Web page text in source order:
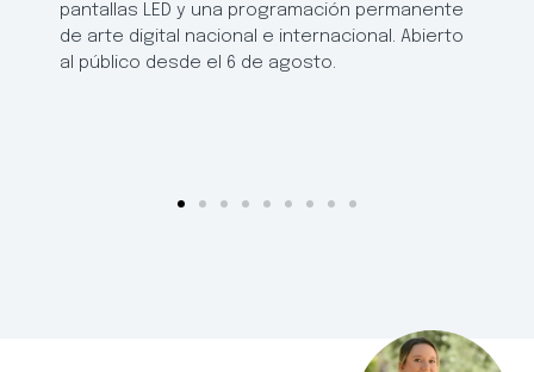
pantallas LED y una programación permanente
de arte digital nacional e internacional. Abierto
al público desde el 6 de agosto.